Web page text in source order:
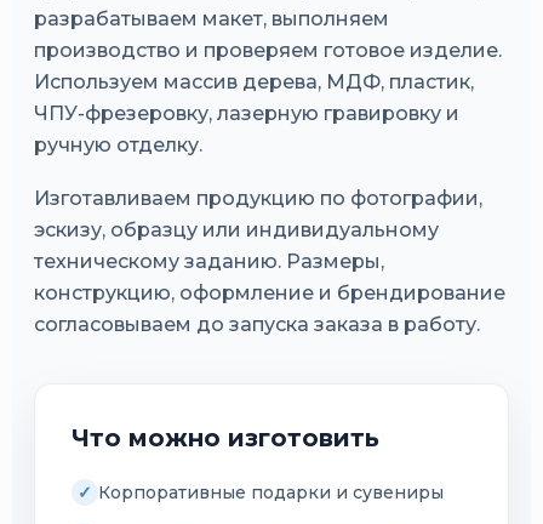
разрабатываем макет, выполняем
производство и проверяем готовое изделие.
Используем массив дерева, МДФ, пластик,
ЧПУ-фрезеровку, лазерную гравировку и
ручную отделку.
Изготавливаем продукцию по фотографии,
эскизу, образцу или индивидуальному
техническому заданию. Размеры,
конструкцию, оформление и брендирование
согласовываем до запуска заказа в работу.
Что можно изготовить
Корпоративные подарки и сувениры